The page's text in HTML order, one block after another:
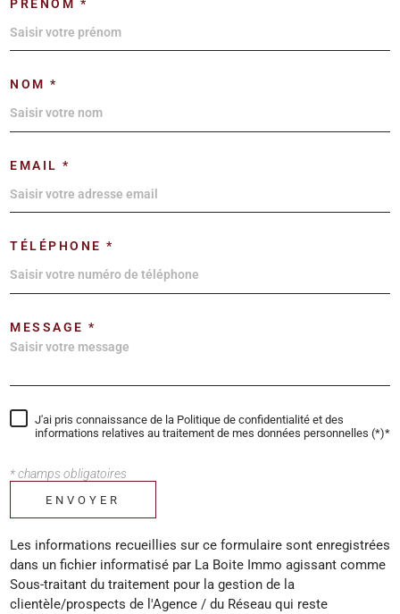
PRÉNOM *
NOM *
EMAIL *
TÉLÉPHONE *
MESSAGE *
J'ai pris connaissance de la Politique de confidentialité et des
informations relatives au traitement de mes données personnelles (*)*
* champs obligatoires
ENVOYER
Les informations recueillies sur ce formulaire sont enregistrées
dans un fichier informatisé par La Boite Immo agissant comme
Sous-traitant du traitement pour la gestion de la
clientèle/prospects de l'Agence / du Réseau qui reste